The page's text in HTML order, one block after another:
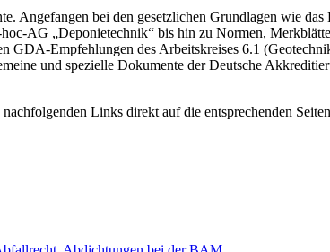
Angefangen bei den gesetzlichen Grundlagen wie
AG „Deponietechnik“ bis hin zu Normen,
Empfehlungen des Arbeitskreises 6.1
und spezielle Dokumente der Deutsche
Links direkt auf die entsprechenden